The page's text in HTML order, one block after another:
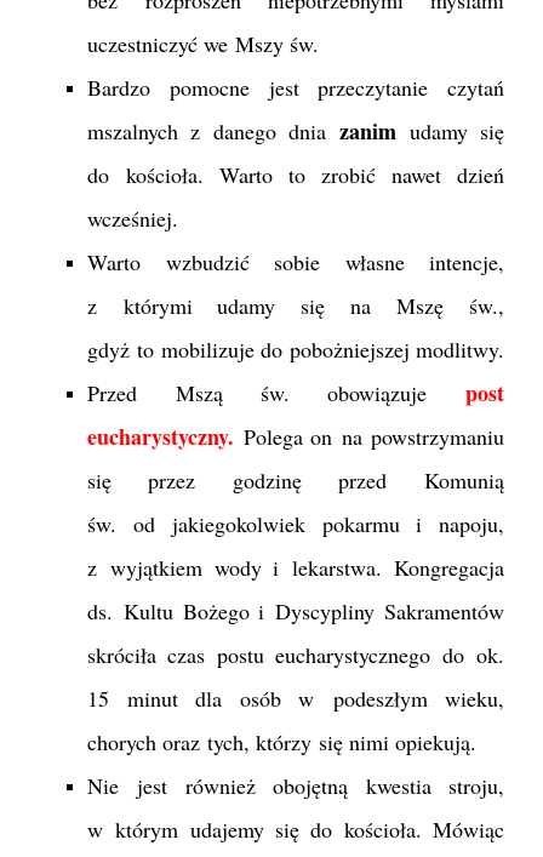
uczestniczyć we Mszy św.
Bardzo pomocne jest przeczytanie czytań
mszalnych z danego dnia zanim udamy się
do kościoła. Warto to zrobić nawet dzień
wcześniej.
Warto wzbudzić sobie własne intencje,
z którymi udamy się na Mszę św.,
gdyż to mobilizuje do pobożniejszej modlitwy.
Przed Mszą św. obowiązuje post
eucharystyczny. Polega on na powstrzymaniu
się przez godzinę przed Komunią
św. od jakiegokolwiek pokarmu i napoju,
z wyjątkiem wody i lekarstwa. Kongregacja
ds. Kultu Bożego i Dyscypliny Sakramentów
skróciła czas postu eucharystycznego do ok.
15 minut dla osób w podeszłym wieku,
chorych oraz tych, którzy się nimi opiekują.
Nie jest również obojętną kwestia stroju,
w którym udajemy się do kościoła. Mówiąc